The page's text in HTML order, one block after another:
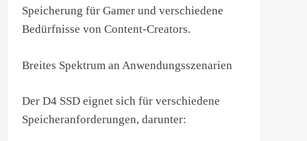
Speicherung für Gamer und verschiedene
Bedürfnisse von Content-Creators.
Breites Spektrum an Anwendungsszenarien
Der D4 SSD eignet sich für verschiedene
Speicheranforderungen, darunter: